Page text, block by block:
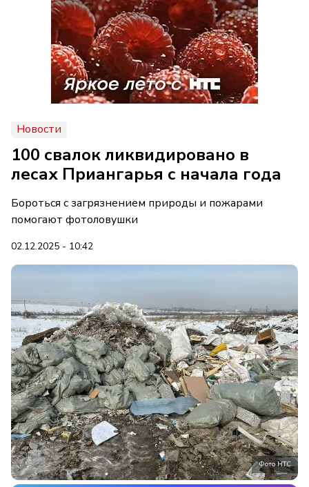
Новости
100 свалок ликвидировано в
лесах Приангарья с начала года
Бороться с загрязнением природы и пожарами
помогают фотоловушки
02.12.2025 - 10:42
Фото НТС